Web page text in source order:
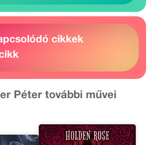
cikkek
Péter további művei